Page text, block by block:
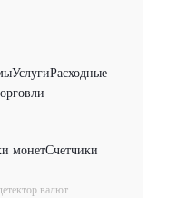
УслугиРасходные
монетСчетчики
валют